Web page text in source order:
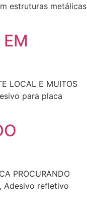
estruturas metálicas
LOCAL E MUITOS
para placa
PROCURANDO
Adesivo refletivo